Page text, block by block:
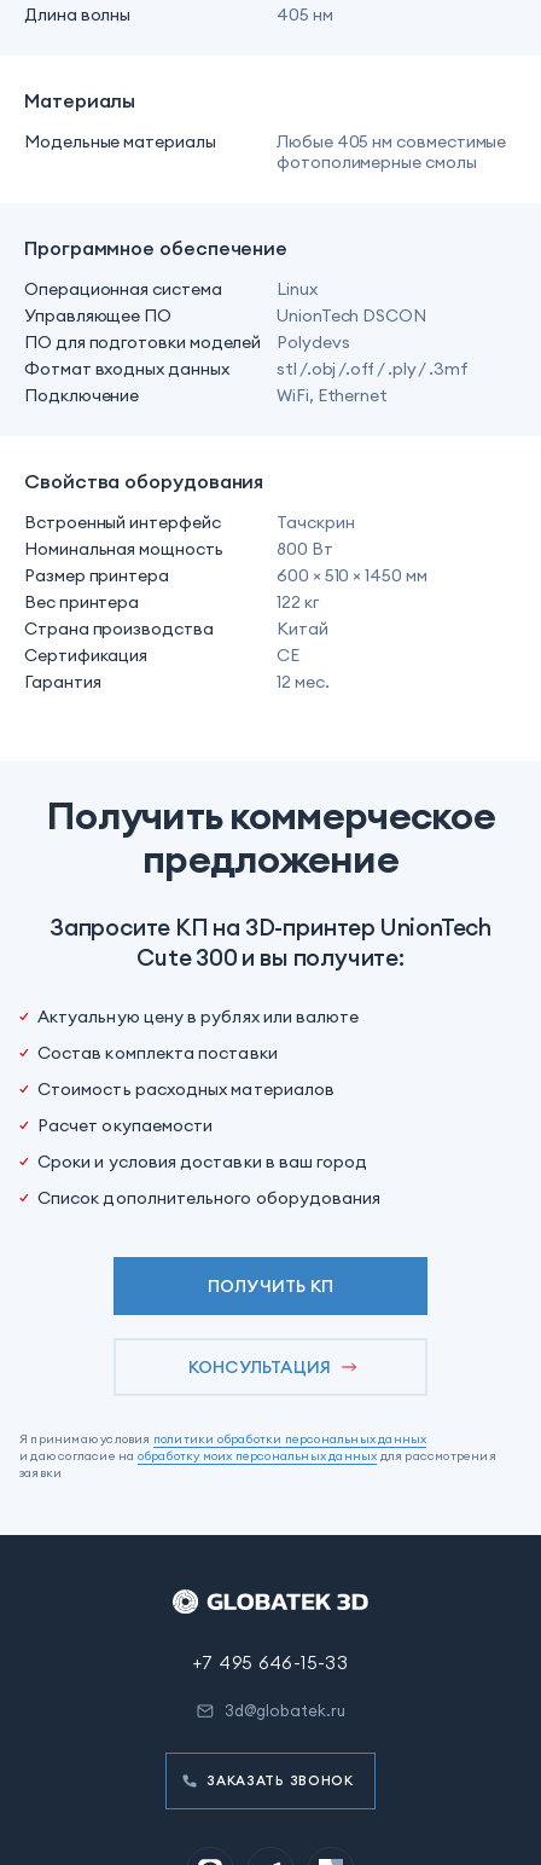
Длина волны
405 нм
Материалы
Модельные материалы
Любые 405 нм совместимые
фотополимерные смолы
Программное обеспечение
Операционная система
Linux
Управляющее ПО
UnionTech DSCON
ПО для подготовки моделей
Polydevs
Фотмат входных данных
stl /.obj /.oﬀ / .ply / .3mf
Подключение
WiFi, Ethernet
Свойства оборудования
Встроенный интерфейс
Тачскрин
Номинальная мощность
800 Вт
Размер принтера
600 × 510 × 1450 мм
Вес принтера
122 кг
Страна производства
Китай
Сертификация
CE
Гарантия
12 мес.
Получить коммерческое
предложение
Запросите КП на 3D-принтер UnionTech
Cute 300 и вы получите:
Актуальную цену в рублях или валюте
Состав комплекта поставки
Стоимость расходных материалов
Расчет окупаемости
Сроки и условия доставки в ваш город
Список дополнительного оборудования
ПОЛУЧИТЬ КП
КОНСУЛЬТАЦИЯ
Я принимаю условия политики обработки персональных данных
и даю согласие на обработку моих персональных данных для рассмотрения
заявки
+7 495 646-15-33
3d@globatek.ru
ЗАКАЗАТЬ ЗВОНОК